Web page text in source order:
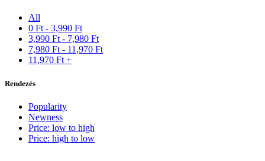
All
0 Ft - 3,990 Ft
3,990 Ft - 7,980 Ft
7,980 Ft - 11,970 Ft
11,970 Ft +
Rendezés
Popularity
Newness
Price: low to high
Price: high to low